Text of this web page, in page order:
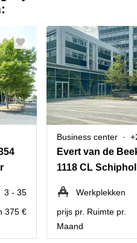
3 - 35
375 €
Business center
1118 CL
Werkplekken
prijs pr. Ruimte pr.
Maand